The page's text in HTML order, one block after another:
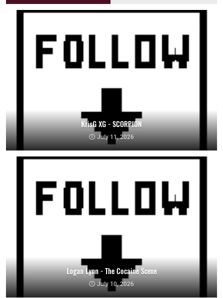
KrisG XG - SCORPION
July 11, 2026
Logan Lynn - The Cocaine Scene
July 10, 2026